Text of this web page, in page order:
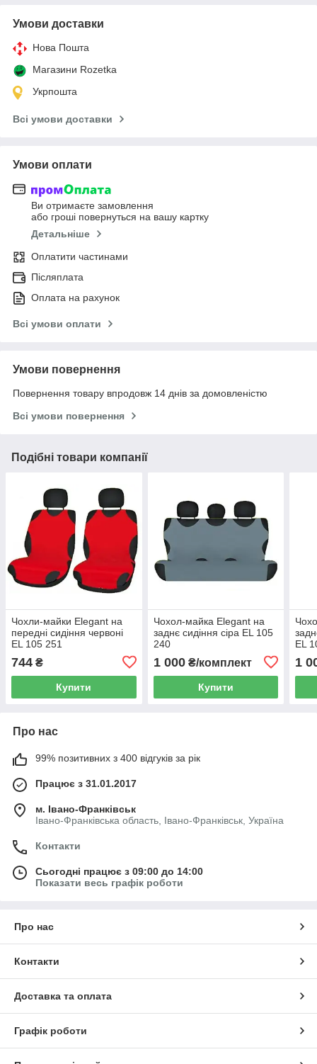
Умови доставки
Нова Пошта
Магазини Rozetka
Укрпошта
Всі умови доставки
Умови оплати
Ви отримаєте замовлення
або гроші повернуться на вашу картку
Детальніше
Оплатити частинами
Післяплата
Оплата на рахунок
Всі умови оплати
Умови повернення
Повернення товару впродовж 14 днів за домовленістю
Всі умови повернення
Подібні товари компанії
Чохли-майки Elegant на
передні сидіння червоні
EL 105 251
744 ₴
Купити
Чохол-майка Elegant на
заднє сидіння сіра EL 105
240
1 000₴/комплект
Купити
EL
1
Про нас
99% позитивних з 400 відгуків за рік
Працює з 31.01.2017
м. Івано-Франківськ
Івано-Франківська область, Івано-Франківськ, Україна
Контакти
Сьогодні працює з 09:00 до 14:00
Показати весь графік роботи
Про нас
Контакти
Доставка та оплата
Графік роботи